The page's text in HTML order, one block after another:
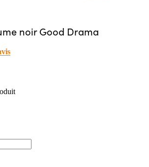
noir Good Drama